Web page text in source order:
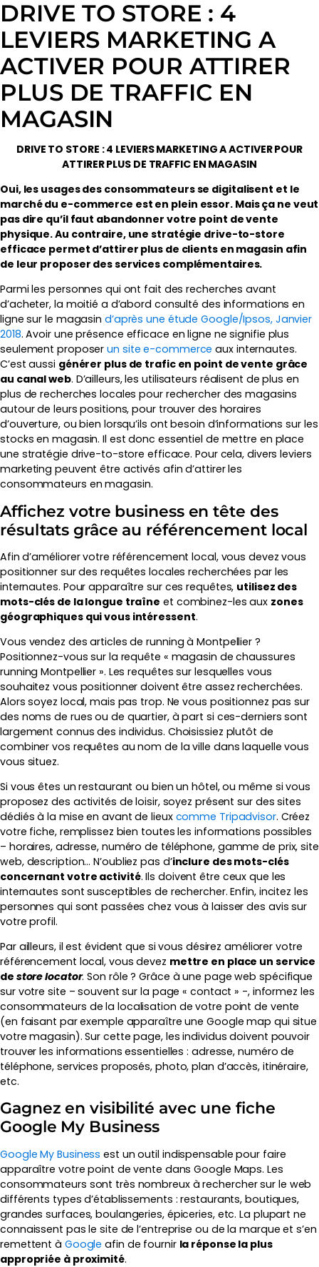
DRIVE TO STORE : 4
LEVIERS MARKETING A
ACTIVER POUR ATTIRER
PLUS DE TRAFFIC EN
MAGASIN
DRIVE TO STORE : 4 LEVIERS MARKETING A ACTIVER POUR
ATTIRER PLUS DE TRAFFIC EN MAGASIN
Oui, les usages des consommateurs se digitalisent et le
marché du e-commerce est en plein essor. Mais ça ne veut
pas dire qu’il faut abandonner votre point de vente
physique. Au contraire, une stratégie drive-to-store
efficace permet d’attirer plus de clients en magasin afin
de leur proposer des services complémentaires.
Parmi les personnes qui ont fait des recherches avant
d’acheter, la moitié a d’abord consulté des informations en
ligne sur le magasin d’après une étude Google/Ipsos, Janvier
2018. Avoir une présence efficace en ligne ne signifie plus
seulement proposerun site e-commerce aux internautes.
C’est aussi générer plus de trafic en point de vente grâce
au canal web. D’ailleurs, les utilisateurs réalisent de plus en
plus de recherches locales pour rechercher des magasins
autour de leurs positions, pour trouver des horaires
d’ouverture, ou bien lorsqu’ils ont besoin d’informations sur les
stocks en magasin. Il est donc essentiel de mettre en place
une stratégie drive-to-store efficace. Pour cela, divers leviers
marketing peuvent être activés afin d’attirer les
consommateurs en magasin.
Affichez votre business en tête des
résultats grâce au référencement local
Afin d’améliorer votre référencement local, vous devez vous
positionner sur des requêtes locales recherchées par les
internautes. Pour apparaître sur ces requêtes, utilisez des
mots-clés de la longue traîne et combinez-les aux zones
géographiques qui vous intéressent.
Vous vendez des articles de running à Montpellier ?
Positionnez-vous sur la requête « magasin de chaussures
running Montpellier ». Les requêtes sur lesquelles vous
souhaitez vous positionner doivent être assez recherchées.
Alors soyez local, mais pas trop. Ne vous positionnez pas sur
des noms de rues ou de quartier, à part si ces-derniers sont
largement connus des individus. Choisissiez plutôt de
combiner vos requêtes au nom de la ville dans laquelle vous
vous situez.
Si vous êtes un restaurant ou bien un hôtel, ou même si vous
proposez des activités de loisir, soyez présent sur des sites
dédiés à la mise en avant de lieux comme Tripadvisor. Créez
votre fiche, remplissez bien toutes les informations possibles
– horaires, adresse, numéro de téléphone, gamme de prix, site
web, description… N’oubliez pas d’inclure des mots-clés
concernant votre activité. Ils doivent être ceux que les
internautes sont susceptibles de rechercher. Enfin, incitez les
personnes qui sont passées chez vous à laisser des avis sur
votre profil.
Par ailleurs, il est évident que si vous désirez améliorer votre
référencement local, vous devez mettre en place un service
de store locator. Son rôle ? Grâce à une page web spécifique
sur votre site – souvent sur la page « contact » -, informez les
consommateurs de la localisation de votre point de vente
(en faisant par exemple apparaître une Google map qui situe
votre magasin). Sur cette page, les individus doivent pouvoir
trouver les informations essentielles : adresse, numéro de
téléphone, services proposés, photo, plan d’accès, itinéraire,
etc.
Gagnez en visibilité avec une fiche
Google My Business
Google My Business est un outil indispensable pour faire
apparaître votre point de vente dans Google Maps. Les
consommateurs sont très nombreux à rechercher sur le web
différents types d’établissements : restaurants, boutiques,
grandes surfaces, boulangeries, épiceries, etc. La plupart ne
connaissent pas le site de l’entreprise ou de la marque et s’en
remettent à Google afin de fournir la réponse la plus
appropriée à proximité.